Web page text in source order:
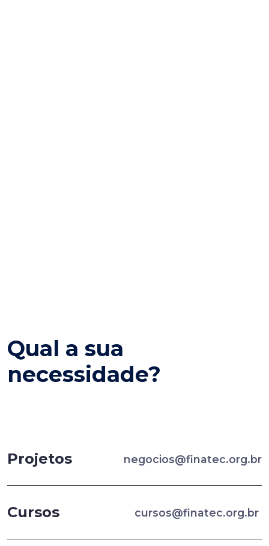
Qual a sua
necessidade?
Projetos negocios@finatec.org.br
Cursos cursos@finatec.org.br